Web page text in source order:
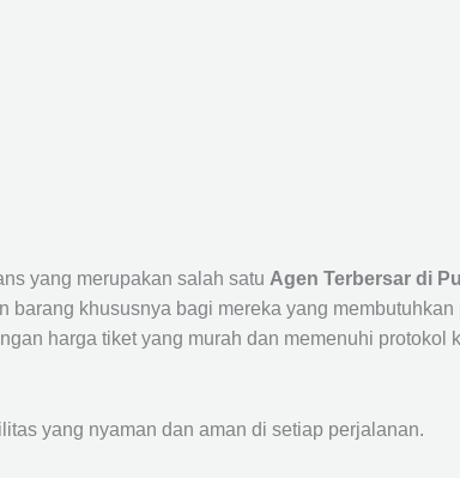
yang merupakan salah satu Agen Terbersar di
khususnya bagi mereka yang
harga tiket yang murah dan memenuhi protokol
yang nyaman dan aman di setiap perjalanan.